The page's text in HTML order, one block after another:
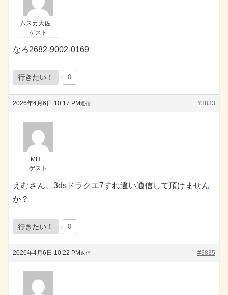
ムスカ大佐
ゲスト
なろ2682-9002-0169
行きたい！ 0
2026年4月6日 10:17 PM #3833
返信
MH
ゲスト
えむさん、3dsドラクエ7すれ違い通信して頂けません
か？
行きたい！ 0
2026年4月6日 10:22 PM #3835
返信